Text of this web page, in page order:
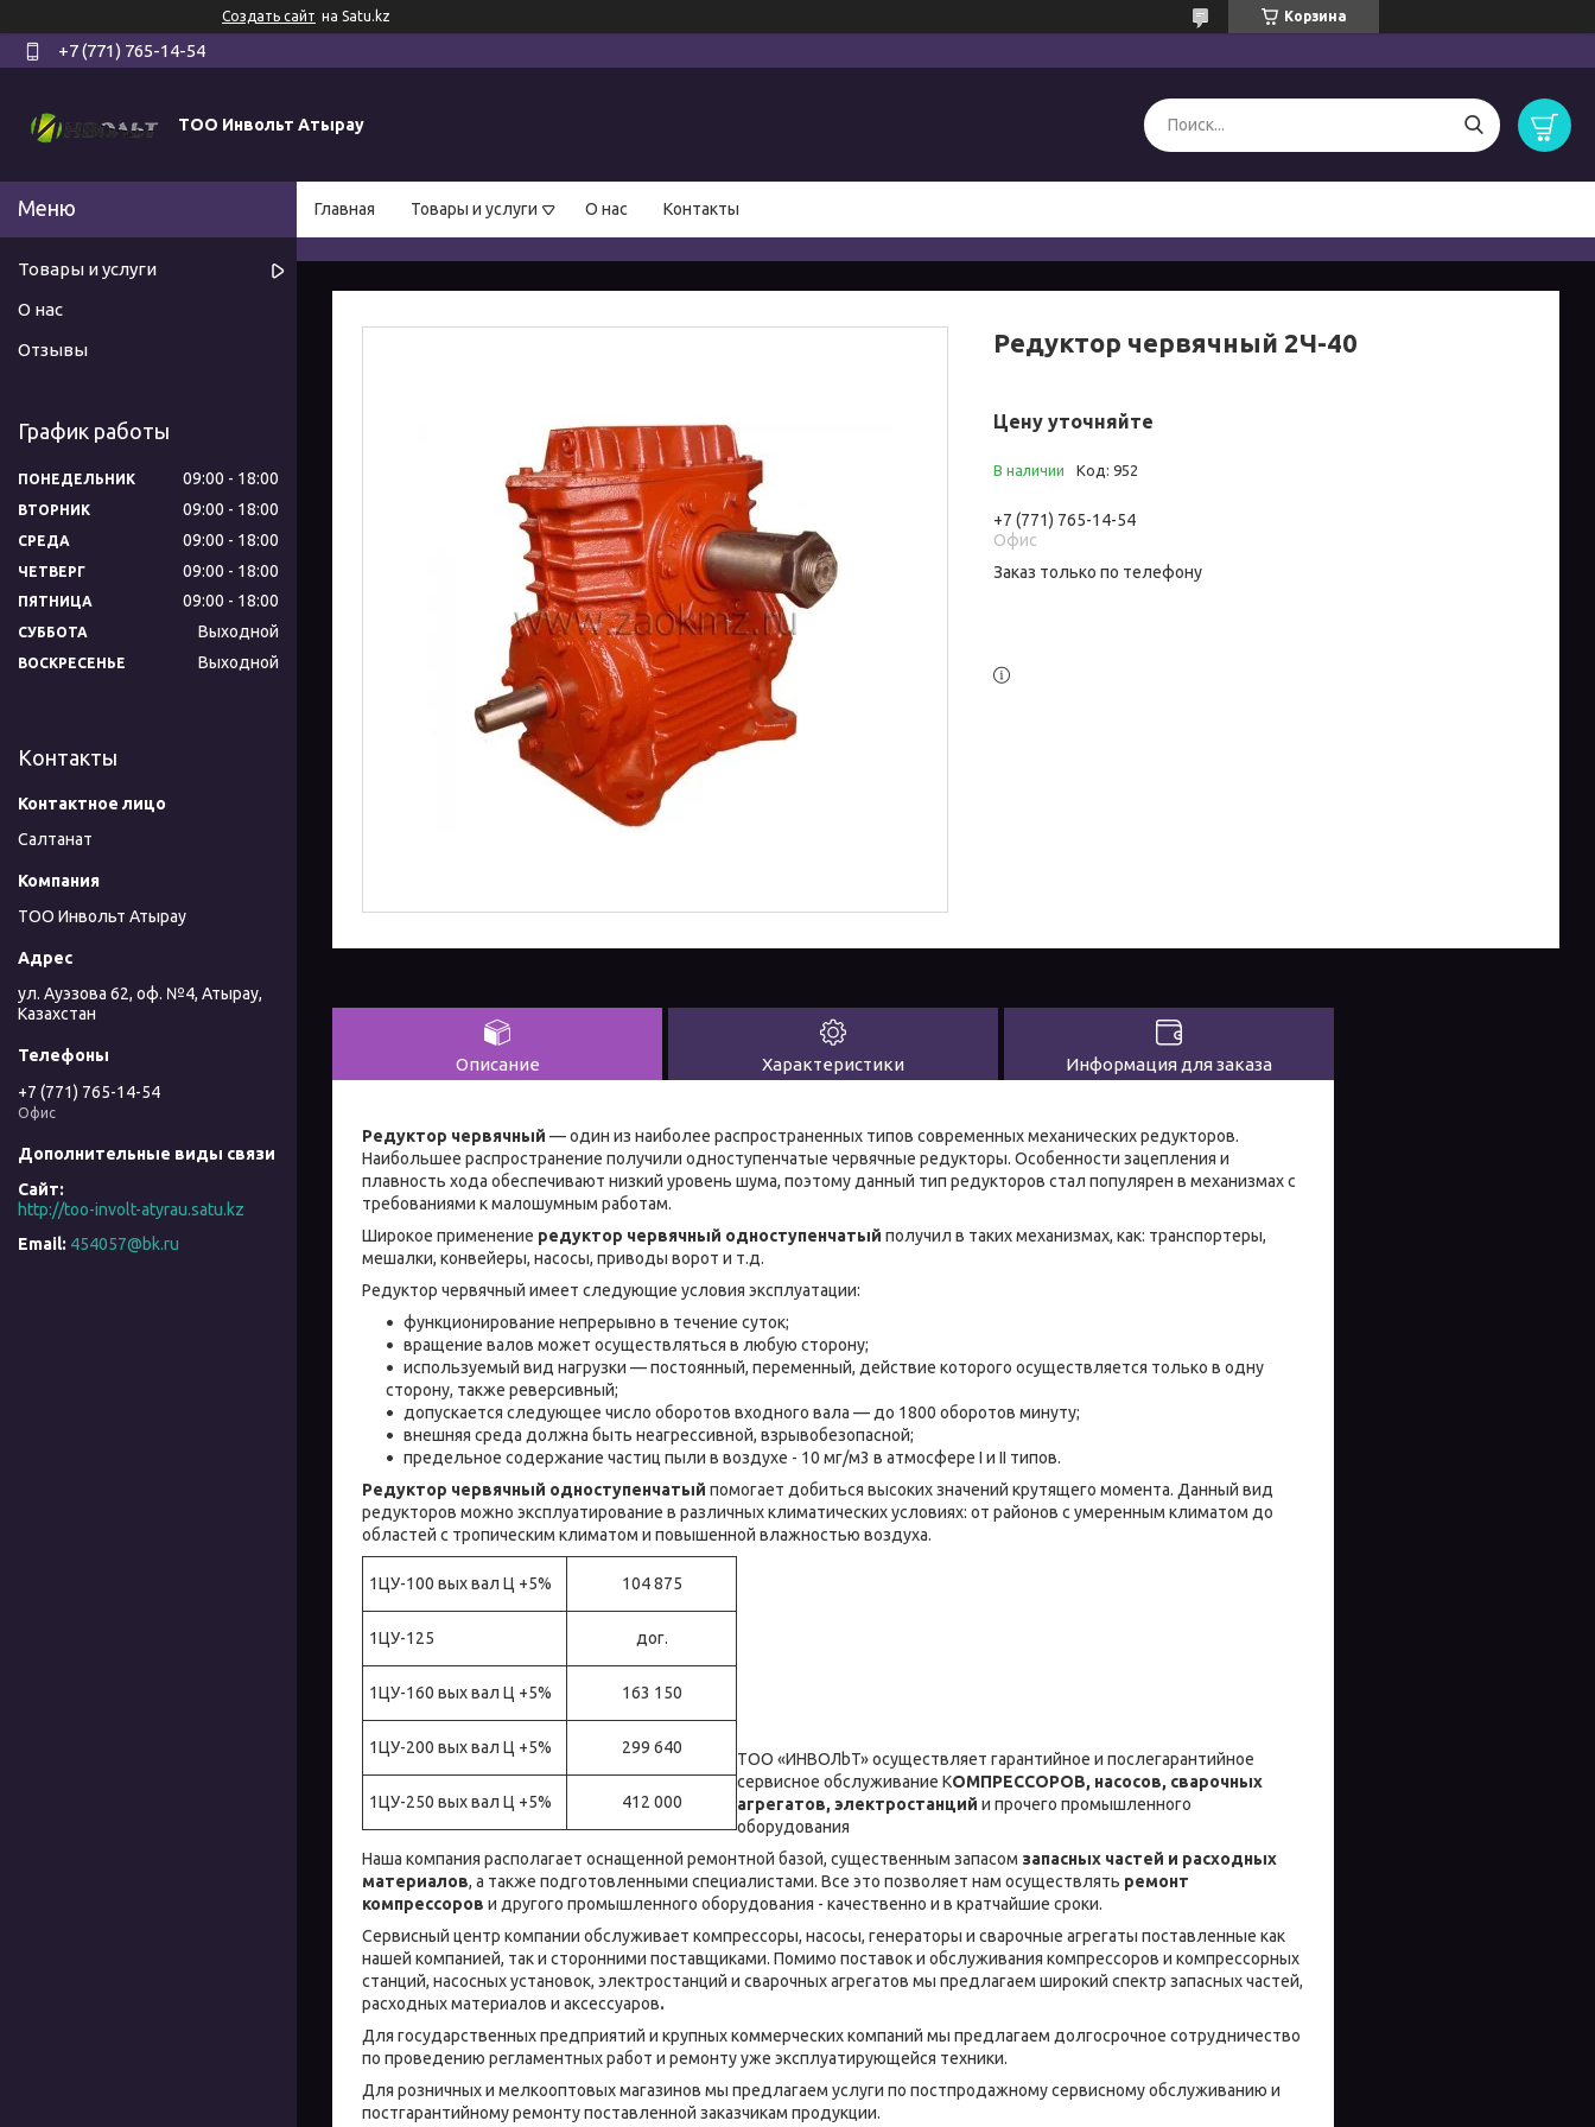
Создать сайт на Satu.kz Корзина
+7 (771) 765-14-54
ТОО Инвольт Атырау
Главная Товары и услуги О нас Контакты
Редуктор червячный 2Ч-40
Цену уточняйте
В наличии Код: 952
+7 (771) 765-14-54
Офис
Заказ только по телефону
Описание Характеристики Информация для заказа
Редуктор червячный — один из наиболее распространенных типов современных механических редукторов.
Наибольшее распространение получили одноступенчатые червячные редукторы. Особенности зацепления и
плавность хода обеспечивают низкий уровень шума, поэтому данный тип редукторов стал популярен в механизмах с
требованиями к малошумным работам.
Широкое применение редуктор червячный одноступенчатый получил в таких механизмах, как: транспортеры,
мешалки, конвейеры, насосы, приводы ворот и т.д.
Редуктор червячный имеет следующие условия эксплуатации:
функционирование непрерывно в течение суток;
вращение валов может осуществляться в любую сторону;
используемый вид нагрузки — постоянный, переменный, действие которого осуществляется только в одну
сторону, также реверсивный;
допускается следующее число оборотов входного вала — до 1800 оборотов минуту;
внешняя среда должна быть неагрессивной, взрывобезопасной;
предельное содержание частиц пыли в воздухе - 10 мг/м3 в атмосфере I и II типов.
Редуктор червячный одноступенчатый помогает добиться высоких значений крутящего момента. Данный вид
редукторов можно эксплуатирование в различных климатических условиях: от районов с умеренным климатом до
областей с тропическим климатом и повышенной влажностью воздуха.
1ЦУ-100 вых вал Ц +5% 104 875
1ЦУ-125 дог.
1ЦУ-160 вых вал Ц +5% 163 150
1ЦУ-200 вых вал Ц +5% 299 640
1ЦУ-250 вых вал Ц +5% 412 000
ТОО «ИНBOЛbT» осуществляет гарантийное и послегарантийное
сервисное обслуживание КОМПРЕССОРОВ, насосов, сварочных
агрегатов, электростанций и прочего промышленного
оборудования
Наша компания располагает оснащенной ремонтной базой, существенным запасом запасных частей и расходных
материалов, а также подготовленными специалистами. Все это позволяет нам осуществлять ремонт
компрессоров и другого промышленного оборудования - качественно и в кратчайшие сроки.
Сервисный центр компании обслуживает компрессоры, насосы, генераторы и сварочные агрегаты поставленные как
нашей компанией, так и сторонними поставщиками. Помимо поставок и обслуживания компрессоров и компрессорных
станций, насосных установок, электростанций и сварочных агрегатов мы предлагаем широкий спектр запасных частей,
расходных материалов и аксессуаров.
Для государственных предприятий и крупных коммерческих компаний мы предлагаем долгосрочное сотрудничество
по проведению регламентных работ и ремонту уже эксплуатирующейся техники.
Для розничных и мелкооптовых магазинов мы предлагаем услуги по постпродажному сервисному обслуживанию и
постгарантийному ремонту поставленной заказчикам продукции.
Товары и услуги
О нас
Отзывы
График работы
ПОНЕДЕЛЬНИК 09:00 18:00
ВТОРНИК 09:00 18:00
СРЕДА 09:00 18:00
ЧЕТВЕРГ 09:00 18:00
ПЯТНИЦА 09:00 18:00
СУББОТА Выходной
ВОСКРЕСЕНЬЕ Выходной
Контакты
Салтанат
ТОО Инвольт Атырау
ул. Ауэзова 62, оф. №4, Атырау,
Казахстан
+7 (771) 765-14-54
Офис
http://too-involt-atyrau.satu.kz
454057@bk.ru